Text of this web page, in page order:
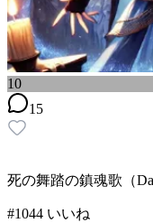
10
15
死の舞踏の鎮魂歌（
#1044 いいね